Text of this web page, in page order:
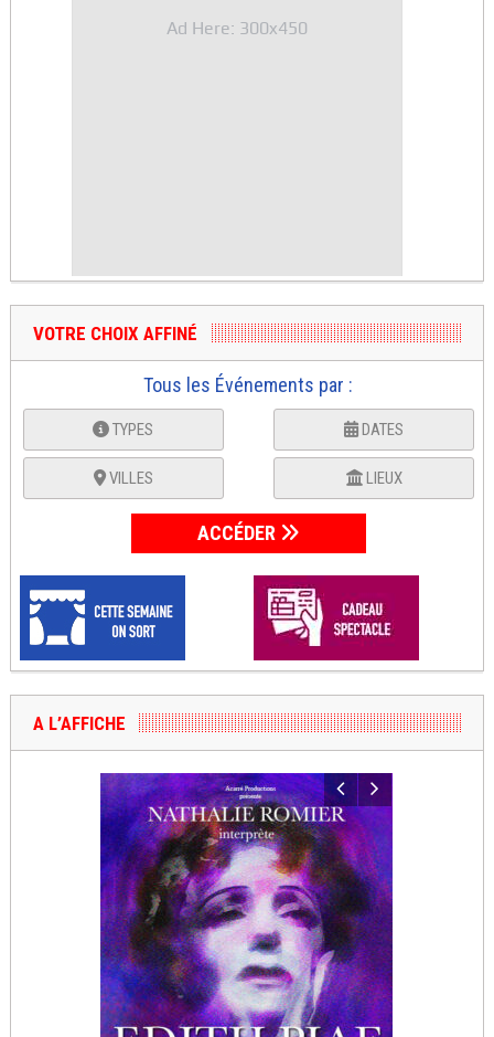
Ad Here: 300x450
VOTRE CHOIX AFFINÉ
Tous les Événements par :
TYPES DATES
VILLES LIEUX
ACCÉDER
A L’AFFICHE